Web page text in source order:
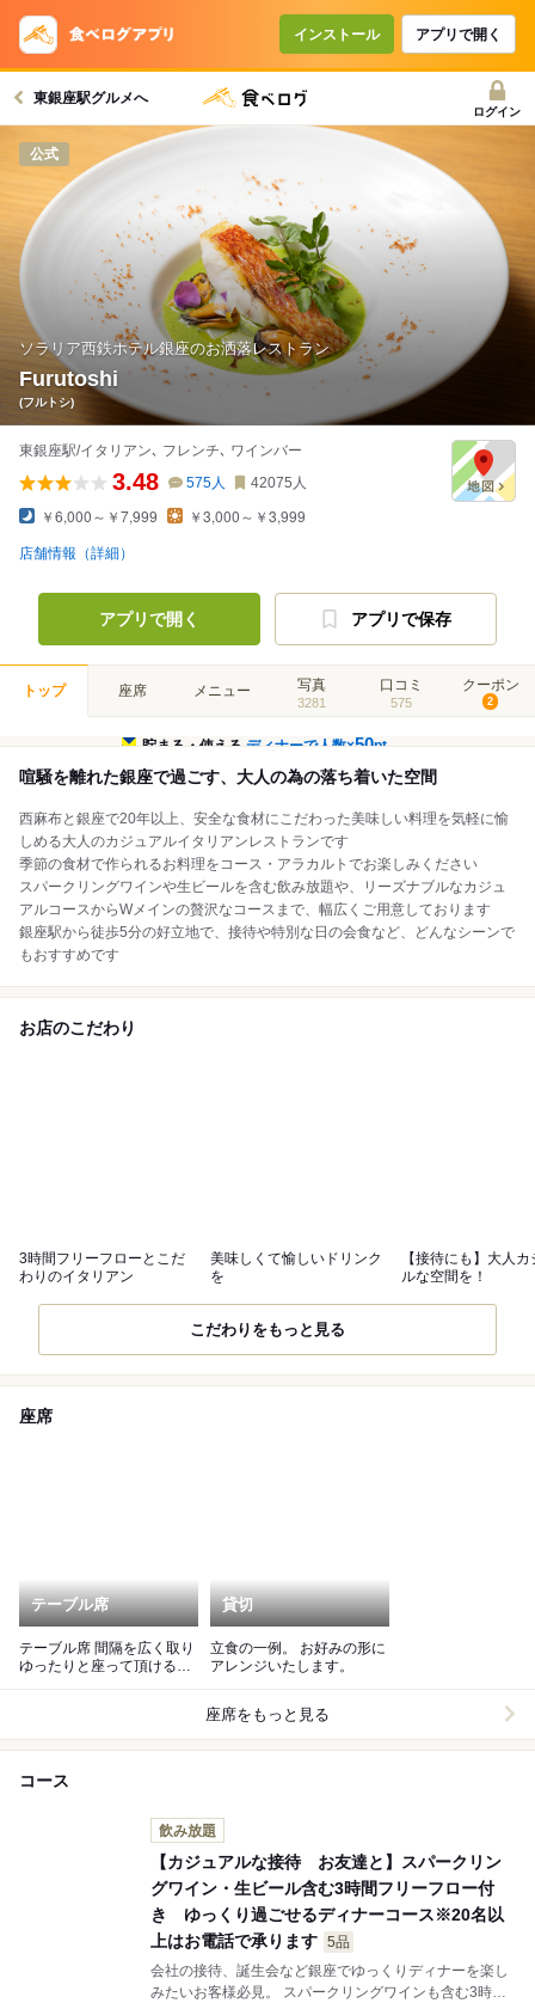
インストール アプリで開く
東銀座駅グルメへ
ログイン
公式
ソラリア西鉄ホテル銀座のお洒落レストラン
Furutoshi
(フルトシ)
東銀座駅/イタリアン､ フレンチ､ ワインバー
3.48 575人 42075 人
￥6,000～￥7,999 ￥3,000～￥3,999
店舗情報（詳細）
アプリで開く アプリで保存
トップ 座席 メニュー 写真
3281
口コミ
575
クーポン
2
貯まる・使えるディナーで人数×50pt
喧騒を離れた銀座で過ごす、大人の為の落ち着いた空間
西麻布と銀座で20年以上、安全な食材にこだわった美味しい料理を気軽に愉
しめる大人のカジュアルイタリアンレストランです
季節の食材で作られるお料理をコース・アラカルトでお楽しみください
スパークリングワインや生ビールを含む飲み放題や、リーズナブルなカジュ
アルコースからWメインの贅沢なコースまで、幅広くご用意しております
銀座駅から徒歩5分の好立地で、接待や特別な日の会食など、どんなシーンで
もおすすめです
お店のこだわり
3時間フリーフローとこだ
わりのイタリアン
美味しくて愉しいドリンク
を
【接待にも】大人
ルな空間を！
こだわりをもっと見る
座席
テーブル席
テーブル席 間隔を広く取り
ゆったりと座って頂けるス
貸切
立食の一例。 お好みの形に
アレンジいたします。
座席をもっと見る
コース
飲み放題
【カジュアルな接待 お友達と】スパークリン
グワイン・生ビール含む3時間フリーフロー付
き ゆっくり過ごせるディナーコース※20名以
上はお電話で承ります 5品
会社の接待、誕生会など銀座でゆっくりディナーを楽し
みたいお客様必見。 スパークリングワインも含む3時間
コースで使えるクーポン
戻る
クーポンを利用せず予約する